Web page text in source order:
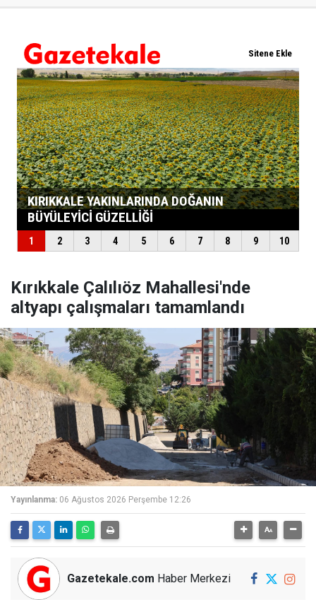
Kırıkkale Çalılıöz Mahallesi'nde
altyapı çalışmaları tamamlandı
Yayınlanma: 06 Ağustos 2026 Perşembe 12:26
Gazetekale.com Haber Merkezi